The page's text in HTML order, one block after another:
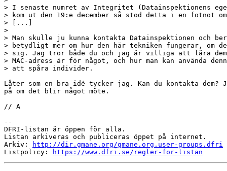
> I senaste numret av Integritet (Datainspektionens
> kom ut den 19:e december så stod detta i en fotnot om
> [...]
>
> Man skulle ju kunna kontakta Datainspektionen och
> betydligt mer om hur den här tekniken fungerar, om
> sig. Jag tror både du och jag är villiga att lära dem
> MAC-adress är för något, och hur man kan använda
> att spåra individer.
Låter som en bra idé tycker jag. Kan du kontakta dem?
på om det blir något möte.
// A
--
DFRI-listan är öppen för alla.
Listan arkiveras och publiceras öppet på internet.
Arkiv:
http://dir.gmane.org/gmane.org.user-groups.dfri
Listpolicy:
https://www.dfri.se/regler-for-listan